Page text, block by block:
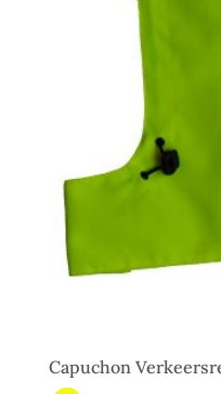
Capuchon